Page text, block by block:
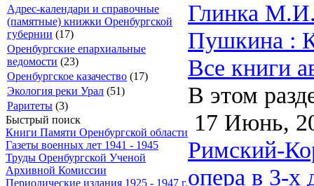
Адрес-календари и справочные
(памятные) книжки Оренбургской
губернии (17)
Оренбургские епархиальные
ведомости (23)
Оренбургское казачество (17)
Экология реки Урал (51)
Раритеты (3)
Быстрый поиск
Книги Памяти Оренбургской области
Газеты военных лет 1941 - 1945
Труды Оренбургской Ученой
Архивной Комиссии
Периодические издания 1925 - 1947 г.
Глинка
Пушкина :
Все книги
В этом
17 Июнь,
Римский-
опера в 3-х